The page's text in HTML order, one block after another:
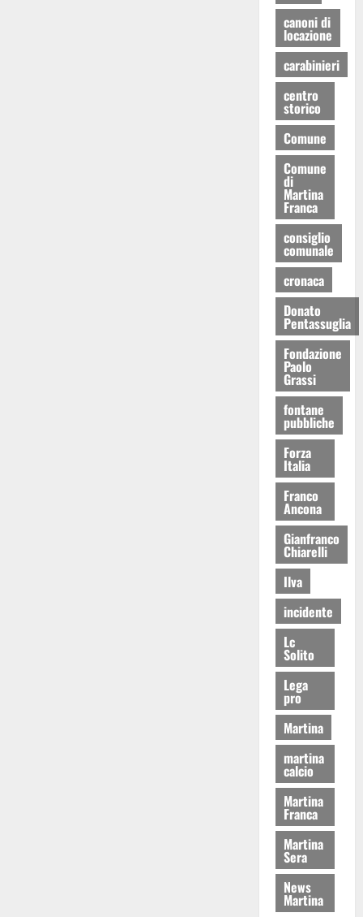
canoni di
locazione
carabinieri
centro
storico
Comune
Comune
di
Martina
Franca
consiglio
comunale
cronaca
Donato
Pentassuglia
Fondazione
Paolo
Grassi
fontane
pubbliche
Forza
Italia
Franco
Ancona
Gianfranco
Chiarelli
Ilva
incidente
Lc
Solito
Lega
pro
Martina
martina
calcio
Martina
Franca
Martina
Sera
News
Martina